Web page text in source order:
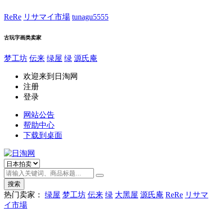
ReRe リサマイ市場 tunagu5555
古玩字画类卖家
梦工坊 伝来 绿屋 绿 源氏庵
欢迎来到日淘网
注册
登录
网站公告
帮助中心
下载到桌面
搜索
热门卖家： 绿屋 梦工坊 伝来 绿 大黑屋 源氏庵 ReRe リサマ
イ市場